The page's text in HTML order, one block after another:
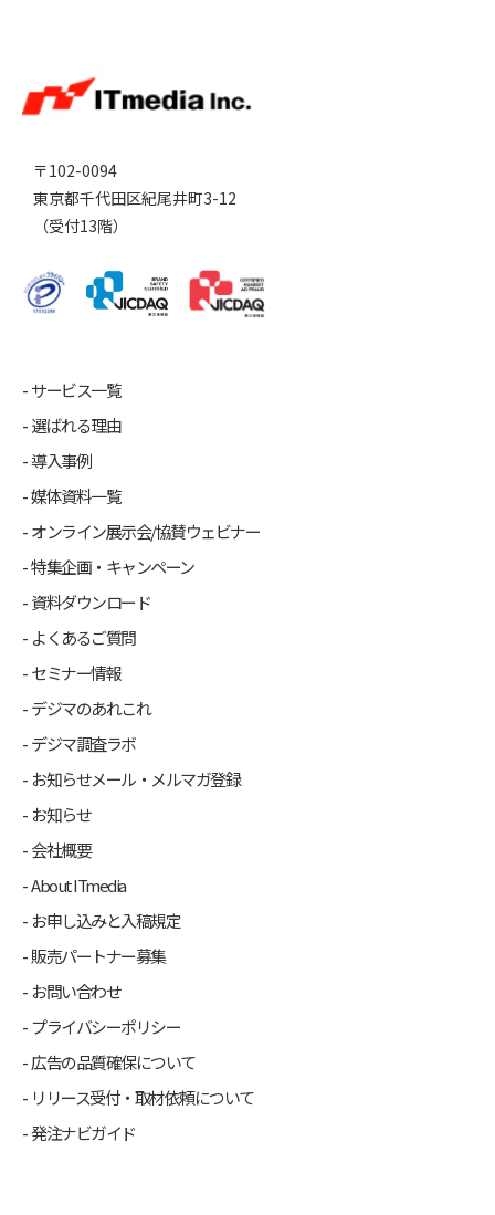
〒102-0094
東京都千代田区紀尾井町3-12
（受付13階）
サービス一覧
選ばれる理由
導入事例
媒体資料一覧
オンライン展示会/協賛ウェビナー
特集企画・キャンペーン
資料ダウンロード
よくあるご質問
セミナー情報
デジマのあれこれ
デジマ調査ラボ
お知らせメール・メルマガ登録
お知らせ
会社概要
About ITmedia
お申し込みと入稿規定
販売パートナー募集
お問い合わせ
プライバシーポリシー
広告の品質確保について
リリース受付・取材依頼について
発注ナビガイド